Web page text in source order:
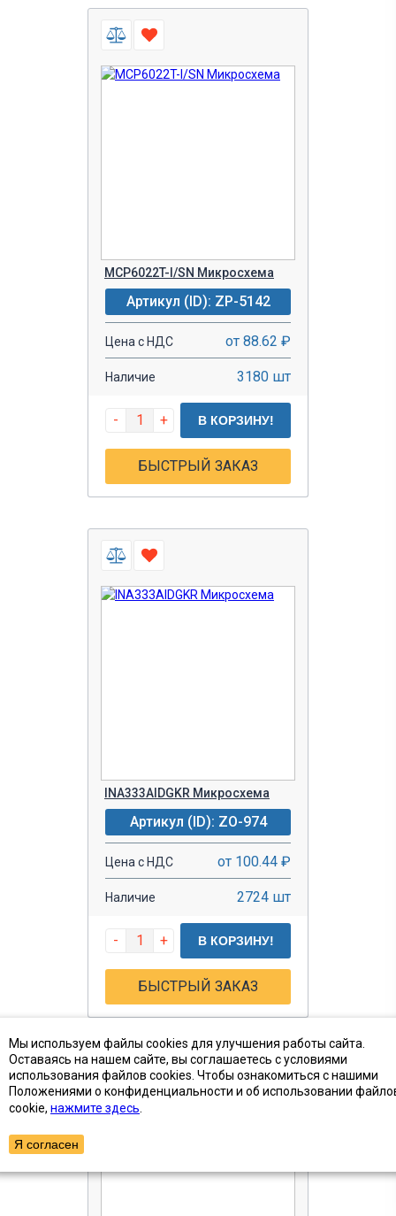
MCP6022T-I/SN Микросхема
Артикул (ID): ZP-5142
Цена с НДС от 88.62 ₽
Наличие 3180 шт
- + В КОРЗИНУ!
БЫСТРЫЙ ЗАКАЗ
INA333AIDGKR Микросхема
Артикул (ID): ZO-974
Цена с НДС от 100.44 ₽
Наличие 2724 шт
- + В КОРЗИНУ!
БЫСТРЫЙ ЗАКАЗ
Мы используем файлы cookies для улучшения работы сайта.
Оставаясь на нашем сайте, вы соглашаетесь с условиями
использования файлов cookies. Чтобы ознакомиться с нашими
Положениями о конфиденциальности и об использовании
cookie, нажмите здесь
Я согласен